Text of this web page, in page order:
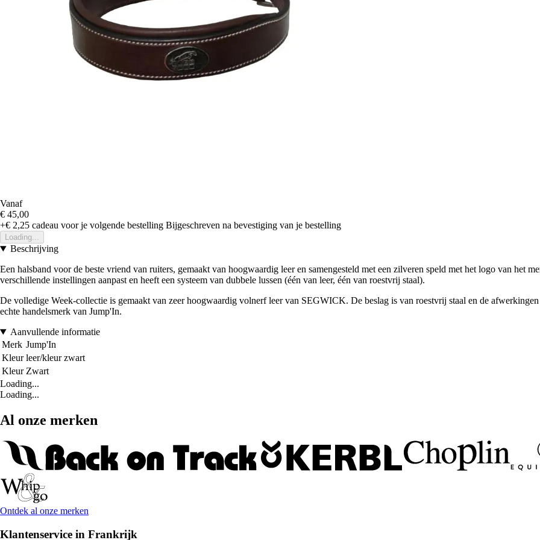
Vanaf
€ 45,00
+€ 2,25 cadeau voor je volgende bestelling Bijgeschreven na bevestiging van je bestelling
Loading...
Beschrijving
Een halsband voor de beste vriend van ruiters, gemaakt van hoogwaardig leer en samengesteld met een zilveren speld met het logo van het
verschillende instellingen aanpast en heeft een systeem van dubbele lussen (één van leer, één van roestvrij staal).
De volledige Week-collectie is gemaakt van zeer hoogwaardig volnerf leer van SEGWICK. De beslag is van roestvrij staal en de
echte handelsmerk van Jump'In.
Aanvullende informatie
Merk Jump'In
Kleur leer/kleur zwart
Kleur Zwart
Loading...
Loading...
Al onze merken
Ontdek al onze merken
Klantenservice in Frankrijk